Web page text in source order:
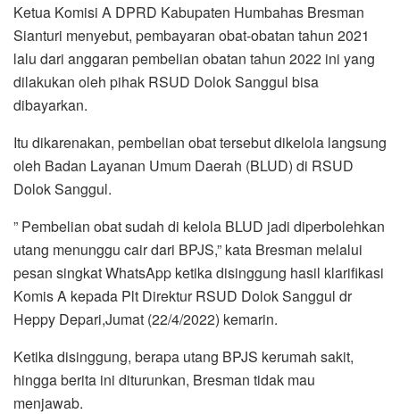
Ketua Komisi A DPRD Kabupaten Humbahas Bresman
Sianturi menyebut, pembayaran obat-obatan tahun 2021
lalu dari anggaran pembelian obatan tahun 2022 ini yang
dilakukan oleh pihak RSUD Dolok Sanggul bisa
dibayarkan.
Itu dikarenakan, pembelian obat tersebut dikelola langsung
oleh Badan Layanan Umum Daerah (BLUD) di RSUD
Dolok Sanggul.
” Pembelian obat sudah di kelola BLUD jadi diperbolehkan
utang menunggu cair dari BPJS,” kata Bresman melalui
pesan singkat WhatsApp ketika disinggung hasil klarifikasi
Komis A kepada Plt Direktur RSUD Dolok Sanggul dr
Heppy Depari,Jumat (22/4/2022) kemarin.
Ketika disinggung, berapa utang BPJS kerumah sakit,
hingga berita ini diturunkan, Bresman tidak mau
menjawab.